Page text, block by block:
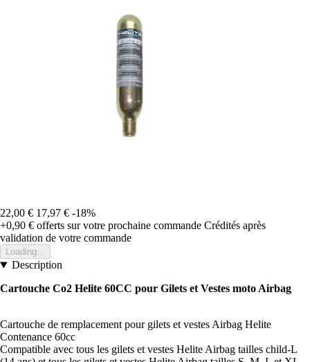
22,00 € 17,97 € -18%
+0,90 € offerts sur votre prochaine commande Crédités après
validation de votre commande
Loading...
Description
Cartouche Co2 Helite 60CC pour Gilets et Vestes moto Airbag
Cartouche de remplacement pour gilets et vestes Airbag Helite
Contenance 60cc
Compatible avec tous les gilets et vestes Helite Airbag tailles child-L